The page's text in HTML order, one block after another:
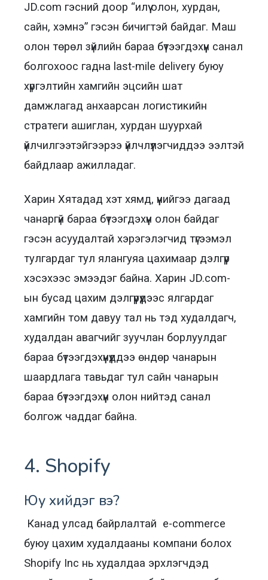
JD.com гэсний доор “илүү олон, хурдан,
сайн, хэмнэ” гэсэн бичигтэй байдаг. Маш
олон төрөл зүйлийн бараа бүтээгдэхүүн санал
болгохоос гадна last-mile delivery буюу
хүргэлтийн хамгийн эцсийн шат
дамжлагад анхаарсан логистикийн
стратеги ашиглан, хурдан шуурхай
үйлчилгээтэйгээрээ үйлчлүүлэгчиддээ ээлтэй
байдлаар ажилладаг.
Харин Хятадад хэт хямд, үүнийгээ дагаад
чанаргүй бараа бүтээгдэхүүн олон байдаг
гэсэн асуудалтай хэрэгэлэгчид түгээмэл
тулгардаг тул ялангуяа цахимаар дэлгүүр
хэсэхээс эмээдэг байна. Харин JD.com-
ын бусад цахим дэлгүүрүүдээс ялгардаг
хамгийн том давуу тал нь тэд худалдагч,
худалдан авагчийг зуучлан борлуулдаг
бараа бүтээгдэхүүнүүддээ өндөр чанарын
шаардлага тавьдаг тул сайн чанарын
бараа бүтээгдэхүүн олон нийтэд санал
болгож чаддаг байна.
4. Shopify
Юу хийдэг вэ?
Канад улсад байрлалтай e-commerce
буюу цахим худалдааны компани болох
Shopify Inc нь худалдаа эрхлэгчдэд